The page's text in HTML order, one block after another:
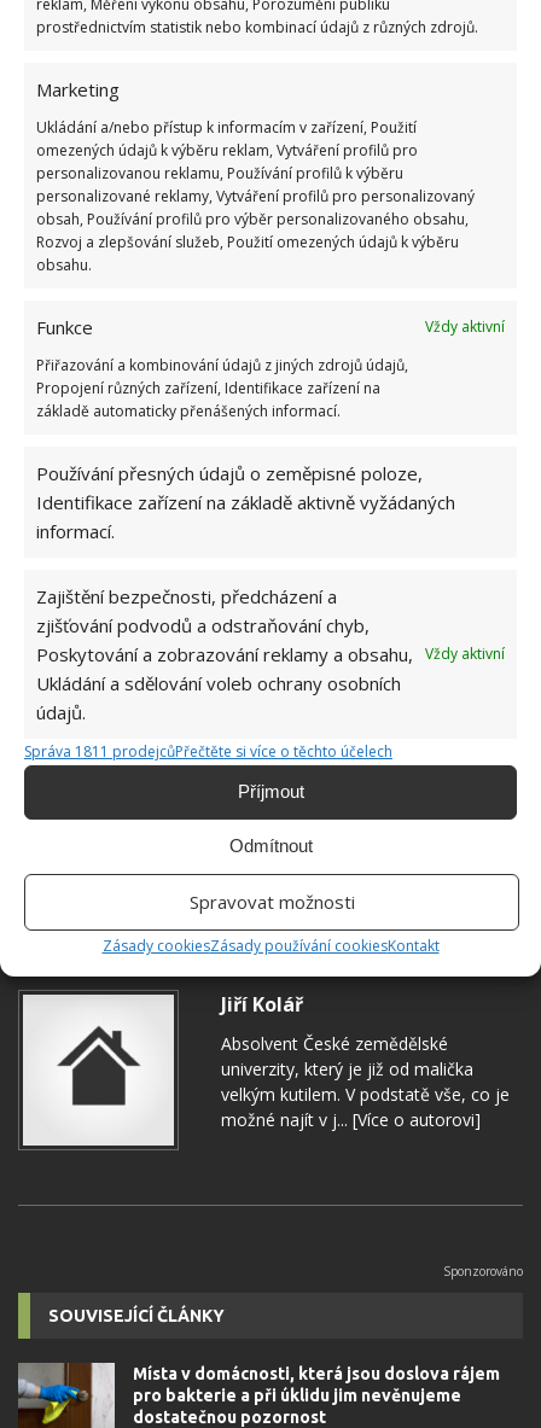
prostřednictvím statistik nebo kombinací údajů z různých zdrojů.
Marketing
Ukládání a/nebo přístup k informacím v zařízení, Použití
omezených údajů k výběru reklam, Vytváření profilů pro
personalizovanou reklamu, Používání profilů k výběru
personalizované reklamy, Vytváření profilů pro personalizovaný
obsah, Používání profilů pro výběr personalizovaného obsahu,
Rozvoj a zlepšování služeb, Použití omezených údajů k výběru
obsahu.
Funkce
Vždy aktivní
Přiřazování a kombinování údajů z jiných zdrojů údajů,
Propojení různých zařízení, Identifikace zařízení na
základě automaticky přenášených informací.
Používání přesných údajů o zeměpisné poloze,
Identifikace zařízení na základě aktivně vyžádaných
informací.
Zajištění bezpečnosti, předcházení a
zjišťování podvodů a odstraňování chyb,
Poskytování a zobrazování reklamy a obsahu,
Ukládání a sdělování voleb ochrany osobních
údajů.
Vždy aktivní
Správa 1811 prodejcůPřečtěte si více o těchto účelech
Příjmout
Odmítnout
Spravovat možnosti
Zásady cookiesZásady používání cookiesKontakt
Rozmražené maso a houby
znovu mrazit. Hrozí poměrně vysoké riziko, že se
kontaminuje bakteriemi. Pokud jej potřebujete
nutně znovu zamrazit, je lepší ho nejdříve tepelně
upravit a zbavit se tak případných bakterií.U hub je
toto riziko ještě mnohem větší, v nich se totiž
kromě bakterií mohou začít tvořit i toxiny a při požití
nepříjemná otrava.
Zdroj:RD,EatThis
UCHOVÁNÍ POTRAVIN
Jiří Kolář
Absolvent České zemědělské
univerzity, který je již od malička
velkým kutilem. V podstatě vše, co je
možné najít v j... [Více o autorovi]
SOUVISEJÍCÍ ČLÁNKY
Místa v domácnosti, která jsou doslova rájem
pro bakterie a při úklidu jim nevěnujeme
dostatečnou pozornost